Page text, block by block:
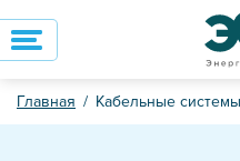
Главная Кабельные